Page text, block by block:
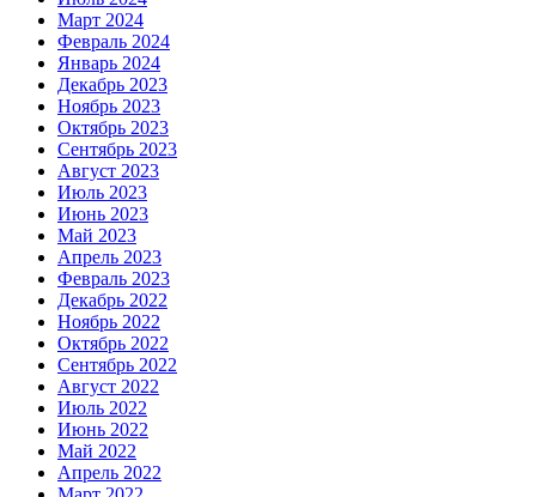
Март 2024
Февраль 2024
Январь 2024
Декабрь 2023
Ноябрь 2023
Октябрь 2023
Сентябрь 2023
Август 2023
Июль 2023
Июнь 2023
Май 2023
Апрель 2023
Февраль 2023
Декабрь 2022
Ноябрь 2022
Октябрь 2022
Сентябрь 2022
Август 2022
Июль 2022
Июнь 2022
Май 2022
Апрель 2022